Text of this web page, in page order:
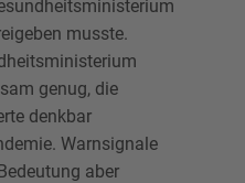
musste.
genug, die
denkbar
Warnsignale
aber